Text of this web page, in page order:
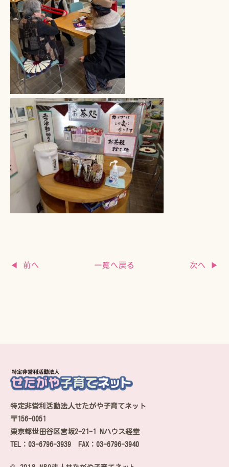
◀ 前へ 次へ ▶
一覧へ戻る
特定非営利活動法人せたがや子育てネット
〒156-0051
東京都世田谷区宮坂2-21-1 Nハウス経堂
TEL：03-6796-3939 FAX：03-6796-3940